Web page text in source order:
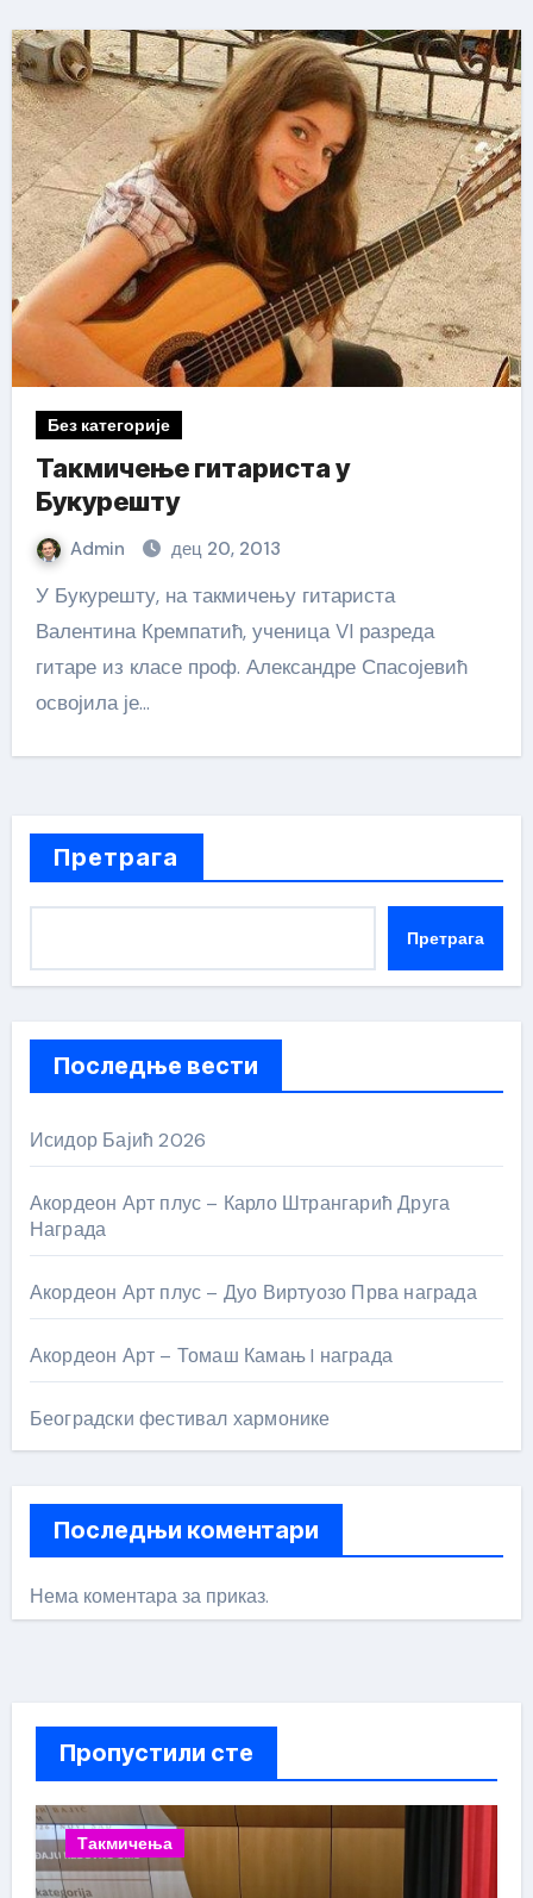
Без категорије
Такмичење гитариста у
Букурешту
Admin дец 20, 2013
У Букурешту, на такмичењу гитариста
Валентина Кремпатић, ученица VI разреда
гитаре из класе проф. Александре Спасојевић
освојила је…
Претрага
Претрага
Последње вести
Исидор Бајић 2026
Акордеон Арт плус – Карло Штрангарић Друга
Награда
Акордеон Арт плус – Дуо Виртуозо Прва награда
Акордеон Арт – Томаш Камањ I награда
Београдски фестивал хармонике
Последњи коментари
Нема коментара за приказ.
Пропустили сте
Такмичења